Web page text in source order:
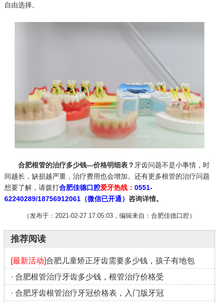
自由选择。
合肥根管的治疗多少钱—价格明细表？ 牙齿问题不是小事情，时
间越长，缺损越严重，治疗费用也会增加。还有更多根管的治疗问题
想要了解，请拨打合肥佳德口腔爱牙热线： 0551-
62240289/18756912061（微信已开通） 咨询详情。
（发布于：2021-02-27 17:05:03，编辑来自：合肥佳德口腔）
推荐阅读
[最新活动]合肥儿童矫正牙齿需要多少钱，孩子有地包
· 合肥根管治疗牙齿多少钱，根管治疗价格受
· 合肥牙齿根管治疗牙冠价格表，入门版牙冠